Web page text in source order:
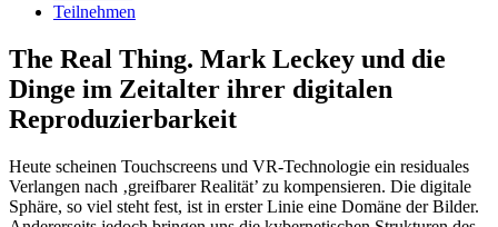
Teilnehmen
The Real Thing. Mark Leckey und die
Dinge im Zeitalter ihrer digitalen
Reproduzierbarkeit
Heute scheinen Touchscreens und VR-Technologie ein residuales
Verlangen nach ‚greifbarer Realität’ zu kompensieren. Die digitale
Sphäre, so viel steht fest, ist in erster Linie eine Domäne der Bilder.